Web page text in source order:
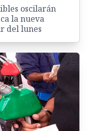
oscilarán
la nueva
del lunes